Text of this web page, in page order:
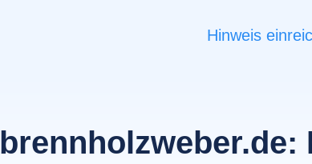
Hinweis
brennholzweber.de: